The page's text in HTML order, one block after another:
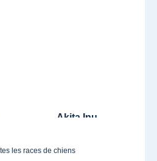
Akita Inu
les races de chiens